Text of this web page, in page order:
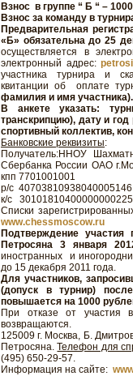
Взнос в группе “ Б “ –
Взнос за команду в
Предварительная
«Б» обязательна до 25
осуществляется в
электронный адрес:
участника турнира и
квитанции об оплате
фамилия и имя участника).
В анкете указать:
транскрипцию), дату и год
спортивный коллектив,
Банковские реквизиты:
Получатель:ННОУ
Сбербанка России ОАО
кпп 7701001001
р/с 40703810938040005146
к/с 30101810400000000225
Списки
www.chessmoscow.ru
Подтверждение
Петросяна 3 января
иностранных и
до 15 декабря 2011 года.
Для участников,
(допуск в турнир)
повышается на 1000
При отказе от участия
возвращаются.
125009 г. Москва, Б.
Петросяна.Телефон для
(495) 650-29-57.
Информация на сайте: